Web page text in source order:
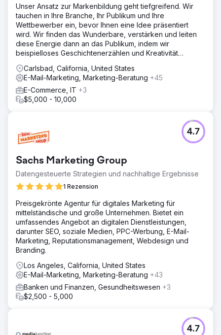
ineffiziente Vertriebsabläufe behindern die Skalierbarkeit.
Lösung
Lead Magnet: Einen überzeugenden Lead Magneten
erstellt. Drip-Kampagnen: Gezielte Drip-Kampagnen
implementiert, um Kunden zu gewinnen und zu binden.
Website CRO: Eine benutzerorientierte Website
entwickelt. Entwicklung kundenspezifischer Software:
Entwickelte unternehmenskritische kundenspezifische
Software, um Abläufe zu optimieren und zu verbessern.
Ergebnis
zwischen 2022 und 2024. - Optimierte Vertriebsabläufe
und verbesserte Skalierbarkeit mit kundenspezifischer
strategische Entscheidungsfindung ermöglicht. -
Verbesserte Online-Sichtbarkeit und mehr Verkehr.
Zur Agenturseite
Unser Ansatz zur Markenbildung geht tiefgreifend. Wir
tauchen in Ihre Branche, Ihr Publikum und Ihre
Wettbewerber ein, bevor Ihnen eine Idee präsentiert
wird. Wir finden das Wunderbare, verstärken und leiten
diese Energie dann an das Publikum, indem wir
beispielloses Geschichtenerzählen und Kreativität
Carlsbad, California, United States
E-Mail-Marketing, Marketing-Beratung +45
E-Commerce, IT +3
$5,000 - 10,000
Sachs Marketing Group
Datengesteuerte Strategien und nachhaltige Ergebnisse
1 Rezension
4.7
Preisgekrönte Agentur für digitales Marketing für
mittelständische und große Unternehmen. Bietet ein
umfassendes Angebot an digitalen Dienstleistungen,
darunter SEO, soziale Medien, PPC-Werbung, E-Mail-
Marketing, Reputationsmanagement, Webdesign und
Branding.
Los Angeles, California, United States
E-Mail-Marketing, Marketing-Beratung +43
Banken und Finanzen, Gesundheitswesen +3
$2,500 - 5,000
4.7